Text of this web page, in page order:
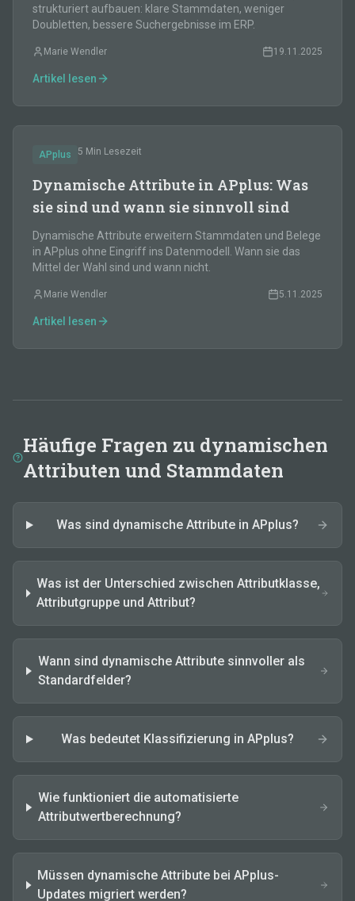
strukturiert aufbauen: klare Stammdaten, weniger
Doubletten, bessere Suchergebnisse im ERP.
Marie Wendler 19.11.2025
Artikel lesen
APplus 5 Min Lesezeit
Dynamische Attribute in APplus: Was
sie sind und wann sie sinnvoll sind
Dynamische Attribute erweitern Stammdaten und Belege
in APplus ohne Eingriff ins Datenmodell. Wann sie das
Mittel der Wahl sind und wann nicht.
Marie Wendler 5.11.2025
Artikel lesen
Häufige Fragen zu dynamischen
Attributen und Stammdaten
Was sind dynamische Attribute in APplus?
Was ist der Unterschied zwischen Attributklasse,
Attributgruppe und Attribut?
Wann sind dynamische Attribute sinnvoller als
Standardfelder?
Was bedeutet Klassifizierung in APplus?
Wie funktioniert die automatisierte
Attributwertberechnung?
Müssen dynamische Attribute bei APplus-
Updates migriert werden?